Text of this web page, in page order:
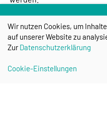
Wir nutzen Cookies, um
auf unserer Website zu
ZurDatenschutzerklärung
Cookie-Einstellungen